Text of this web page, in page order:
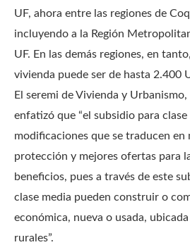
UF, ahora entre las regiones de
incluyendo a la Región
UF. En las demás regiones, en
vivienda puede ser de hasta 2.400
El seremi de Vivienda y
enfatizó que “el subsidio para
modificaciones que se traducen en
protección y mejores ofertas para
beneficios, pues a través de este
clase media pueden construir o
económica, nueva o usada,
rurales”.